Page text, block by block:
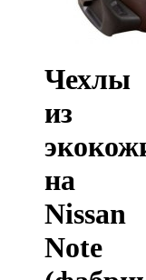
Чехлы
из
на
Nissan
Note